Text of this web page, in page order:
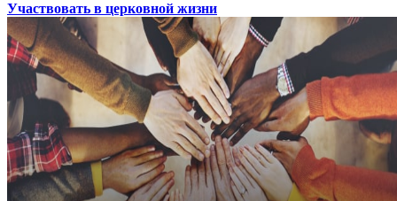
Участвовать в церковной жизни